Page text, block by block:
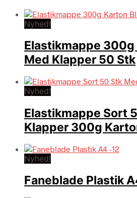
Nyhed!
Elastikmappe 300g
Med Klapper 50 Stk
Nyhed!
Elastikmappe Sort
Klapper 300g
Nyhed!
Faneblade Plastik